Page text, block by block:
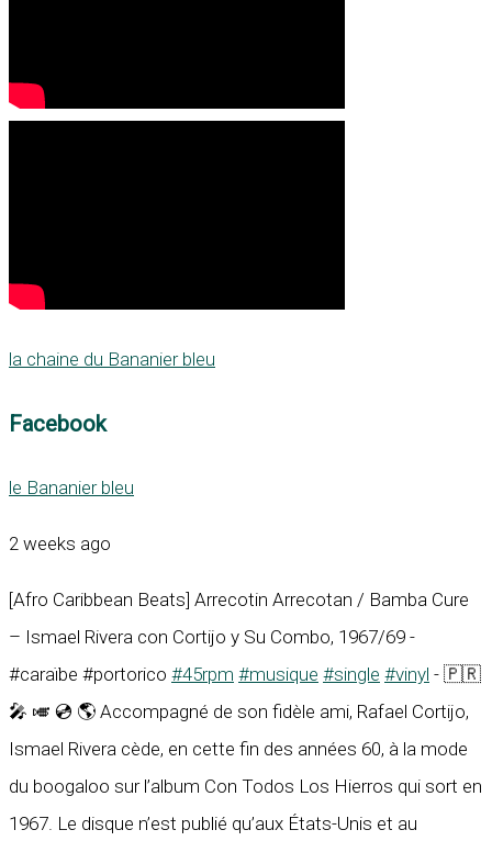
la chaine du Bananier bleu
Facebook
le Bananier bleu
2 weeks ago
[Afro Caribbean Beats] Arrecotin Arrecotan / Bamba Cure
– Ismael Rivera con Cortijo y Su Combo, 1967/69 -
#caraïbe #portorico #45rpm #musique #single #vinyl - 🇵🇷
🎤 🎺 💿 🌎 Accompagné de son fidèle ami, Rafael Cortijo,
Ismael Rivera cède, en cette fin des années 60, à la mode
du boogaloo sur l’album Con Todos Los Hierros qui sort en
1967. Le disque n’est publié qu’aux États-Unis et au